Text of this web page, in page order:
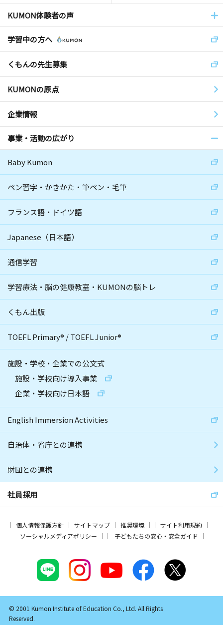
KUMON体験者の声
学習中の方へ
くもんの先生募集
KUMONの原点
企業情報
事業・活動の広がり
Baby Kumon
ペン習字・かきかた・筆ペン・毛筆
フランス語・ドイツ語
Japanese（日本語）
通信学習
学習療法・脳の健康教室・KUMONの脳トレ
くもん出版
TOEFL Primary® /TOEFL Junior®
施設・学校・企業での公文式
施設・学校向け導入事業
企業・学校向け日本語
English Immersion Activities
自治体・省庁との連携
財団との連携
社員採用
個人情報保護方針 サイトマップ 推奨環境
サイト利用規約
ソーシャルメディアポリシー
子どもたちの安心・安全ガイド
© 2001 Kumon Institute of Education Co., Ltd. All Rights
Reserved.